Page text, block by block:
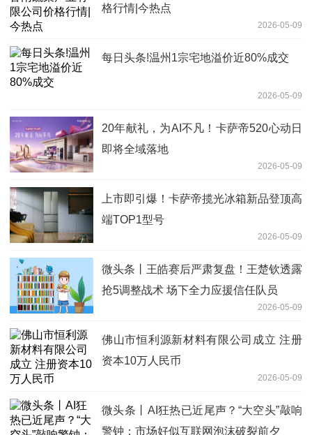
格行情|今热点
2026-05-09
每日头条!温州1宗宅地溢价近80%成交
2026-05-09
20年献礼，为AI不凡！卡萨帝520心动日
即将全域落地
2026-05-09
上市即引爆！卡萨帝揽光冰箱新品登顶高
端TOP1型号
2026-05-09
微头条丨王皓赛后严肃复盘！王楚钦透露
抢5调整战术 场下全力应援信任队员
2026-05-09
佛山市恒利源新材料有限公司成立 注册
资本10万人民币
2026-05-09
微头条丨AI狂热已近尾声？“大空头”敲响
警钟：市场好似互联网泡沫破裂前夕